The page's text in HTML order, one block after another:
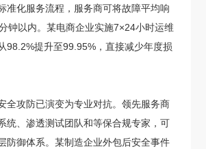
准化服务流程，服务商可将故障平均响
钟以内。某电商企业实施7×24小时运维
98.2%提升至99.95%，直接减少年度损
全攻防已演变为专业对抗。领先服务商
统、渗透测试团队和等保合规专家，可
防御体系。某制造企业外包后安全事件